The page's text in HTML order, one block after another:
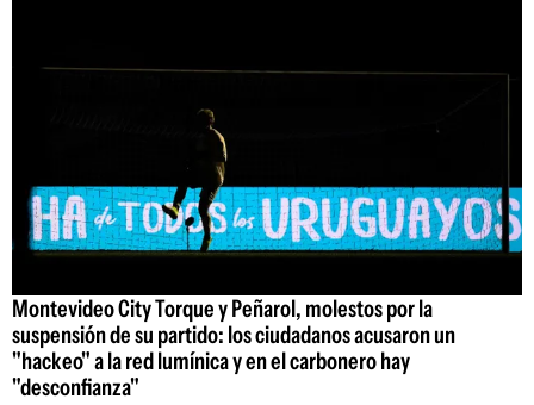
Montevideo City Torque y Peñarol, molestos por la
suspensión de su partido: los ciudadanos acusaron un
"hackeo" a la red lumínica y en el carbonero hay
"desconfianza"